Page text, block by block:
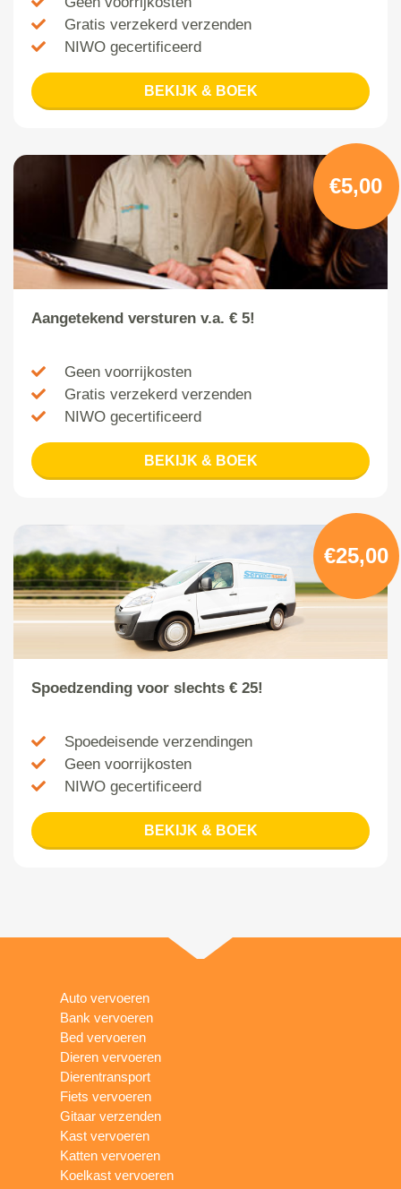
Gratis verzekerd verzenden
NIWO gecertificeerd
BEKIJK & BOEK
€5,00
Aangetekend versturen v.a. € 5!
Geen voorrijkosten
Gratis verzekerd verzenden
NIWO gecertificeerd
BEKIJK & BOEK
€25,00
Spoedzending voor slechts € 25!
Spoedeisende verzendingen
Geen voorrijkosten
NIWO gecertificeerd
BEKIJK & BOEK
Auto vervoeren
Bank vervoeren
Bed vervoeren
Dieren vervoeren
Dierentransport
Fiets vervoeren
Gitaar verzenden
Kast vervoeren
Katten vervoeren
Koelkast vervoeren